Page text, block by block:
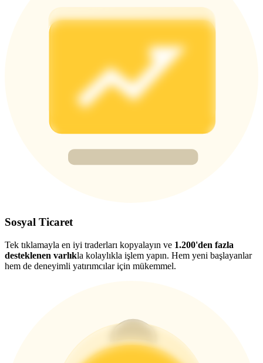
BTC Welcome Rewards
Deposit & Trade BTC to Share 25000 USDT prize pool!
Deposit CASHCAT & Win
Share 500000 CASHCAT prize pool
Register & Trade to Win 500,000 USDT
Precious Metals Trading Carnival
BTC New User Exclusive: 6.5% APR
Sosyal Ticaret
Tek tıklamayla en iyi traderları kopyalayın ve 1.200'den fazla
desteklenen varlıkla kolaylıkla işlem yapın. Hem yeni başlayanlar
hem de deneyimli yatırımcılar için mükemmel.